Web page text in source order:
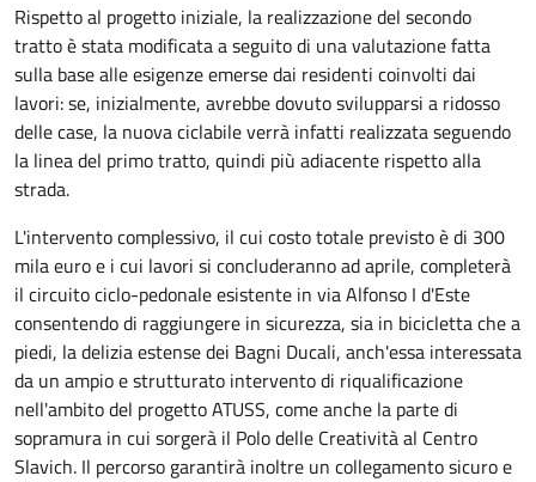
Rispetto al progetto iniziale, la realizzazione del secondo
tratto è stata modificata a seguito di una valutazione fatta
sulla base alle esigenze emerse dai residenti coinvolti dai
lavori: se, inizialmente, avrebbe dovuto svilupparsi a ridosso
delle case, la nuova ciclabile verrà infatti realizzata seguendo
la linea del primo tratto, quindi più adiacente rispetto alla
strada.
L'intervento complessivo, il cui costo totale previsto è di 300
mila euro e i cui lavori si concluderanno ad aprile, completerà
il circuito ciclo-pedonale esistente in via Alfonso I d'Este
consentendo di raggiungere in sicurezza, sia in bicicletta che a
piedi, la delizia estense dei Bagni Ducali, anch'essa interessata
da un ampio e strutturato intervento di riqualificazione
nell'ambito del progetto ATUSS, come anche la parte di
sopramura in cui sorgerà il Polo delle Creatività al Centro
Slavich. Il percorso garantirà inoltre un collegamento sicuro e